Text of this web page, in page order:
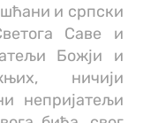
и српски
Саве и
Божји и
ничији
непријатељи